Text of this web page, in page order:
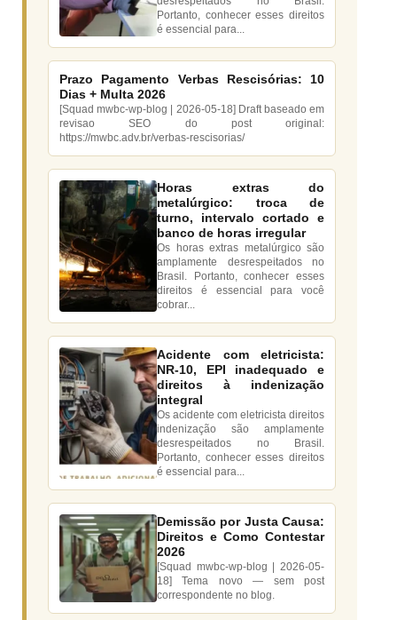
Portanto, conhecer esses direitos
é essencial para...
Prazo Pagamento Verbas Rescisórias: 10
Dias + Multa 2026
[Squad mwbc-wp-blog | 2026-05-18] Draft baseado em
revisao SEO do post original:
https://mwbc.adv.br/verbas-rescisorias/
Horas extras do
metalúrgico: troca de
turno, intervalo cortado e
banco de horas irregular
Os horas extras metalúrgico são
amplamente desrespeitados no
Brasil. Portanto, conhecer esses
direitos é essencial para você
cobrar...
Acidente com eletricista:
NR-10, EPI inadequado e
direitos à indenização
integral
Os acidente com eletricista direitos
indenização são amplamente
desrespeitados no Brasil.
Portanto, conhecer esses direitos
é essencial para...
Demissão por Justa Causa:
Direitos e Como Contestar
2026
[Squad mwbc-wp-blog | 2026-05-
18] Tema novo — sem post
correspondente no blog.